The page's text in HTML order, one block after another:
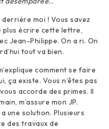
moi ! Vous savez
plus écrire cette lettre,
Jean-Philippe. On a ri. On
tout va bien.
comment se faire
ça existe. Vous n’êtes pas
accorde des primes. Il
m’assure mon JP.
solution. Plusieurs
des travaux de